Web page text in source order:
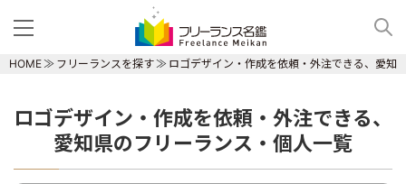
HOME フリーランスを探す ロゴデザイン・作成を依頼・外注できる、愛知
ロゴデザイン・作成を依頼・外注できる、
愛知県のフリーランス・個人一覧